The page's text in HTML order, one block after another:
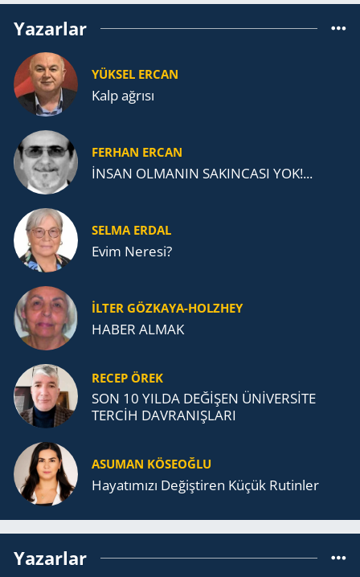
Yazarlar
YÜKSEL ERCAN
Kalp ağrısı
FERHAN ERCAN
İNSAN OLMANIN SAKINCASI YOK!...
SELMA ERDAL
Evim Neresi?
İLTER GÖZKAYA-HOLZHEY
HABER ALMAK
RECEP ÖREK
SON 10 YILDA DEĞİŞEN ÜNİVERSİTE
TERCİH DAVRANIŞLARI
ASUMAN KÖSEOĞLU
Ha­ya­tı­mı­zı De­ğiş­ti­ren Küçük Ru­tin­ler
Yazarlar